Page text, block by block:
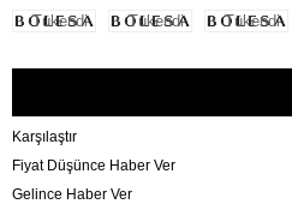
Tükendi Tükendi Tükendi
Karşılaştır
Fiyat Düşünce Haber Ver
Gelince Haber Ver